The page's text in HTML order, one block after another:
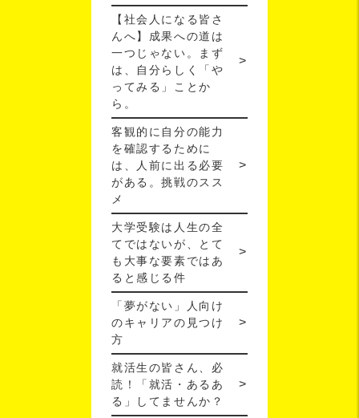
【社会人になる皆さ
んへ】成果への道は
一つじゃない。まず
は、自分らしく「や
ってみる」ことか
ら。
客観的に自分の能力
を確認するために
は、人前に出る必要
がある。挑戦のスス
メ
大学受験は人生の全
てではないが、とて
も大事な要素ではあ
ると感じる件
「夢がない」人向け
のキャリアの見つけ
方
就活生の皆さん、必
読！「就活・あるあ
る」してませんか？